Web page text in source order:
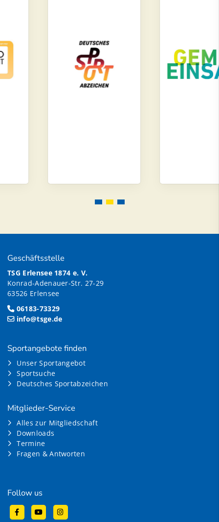
Geschäftsstelle
TSG Erlensee 1874 e. V.
Konrad-Adenauer-Str. 27-29
63526 Erlensee
06183-73329
info@tsge.de
Sportangebote finden
Unser Sportangebot
Sportsuche
Deutsches Sportabzeichen
Mitglieder-Service
Alles zur Mitgliedschaft
Downloads
Termine
Fragen & Antworten
Follow us